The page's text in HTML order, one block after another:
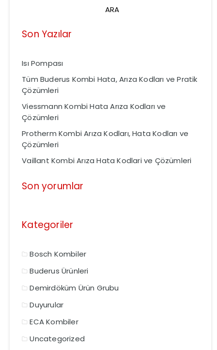
Son Yazılar
Isı Pompası
Tüm Buderus Kombi Hata, Arıza Kodları ve Pratik
Çözümleri
Viessmann Kombi Hata Arıza Kodları ve
Çözümleri
Protherm Kombi Arıza Kodları, Hata Kodları ve
Çözümleri
Vaillant Kombi Arıza Hata Kodlari ve Çözümleri
Son yorumlar
Kategoriler
Bosch Kombiler
Buderus Ürünleri
Demirdöküm Ürün Grubu
Duyurular
ECA Kombiler
Uncategorized